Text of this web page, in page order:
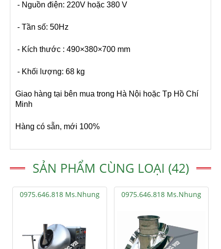
- Nguồn điện: 220V hoặc 380 V
- Tần số: 50Hz
- Kích thước : 490×380×700 mm
- Khối lượng: 68 kg
Giao hàng tại bên mua trong Hà Nội hoặc Tp Hồ Chí
Minh
Hàng có sẵn, mới 100%
SẢN PHẨM CÙNG LOẠI (42)
0975.646.818 Ms.Nhung 0975.646.818 Ms.Nhung